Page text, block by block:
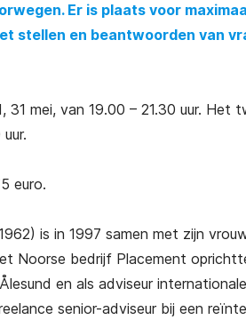
Er is plaats voor
stellen en beantwoorden van
mei, van 19.00 – 21.30 uur. Het
euro.
is in 1997 samen met zijn
Noorse bedrijf Placement
en als adviseur
senior-adviseur bij een